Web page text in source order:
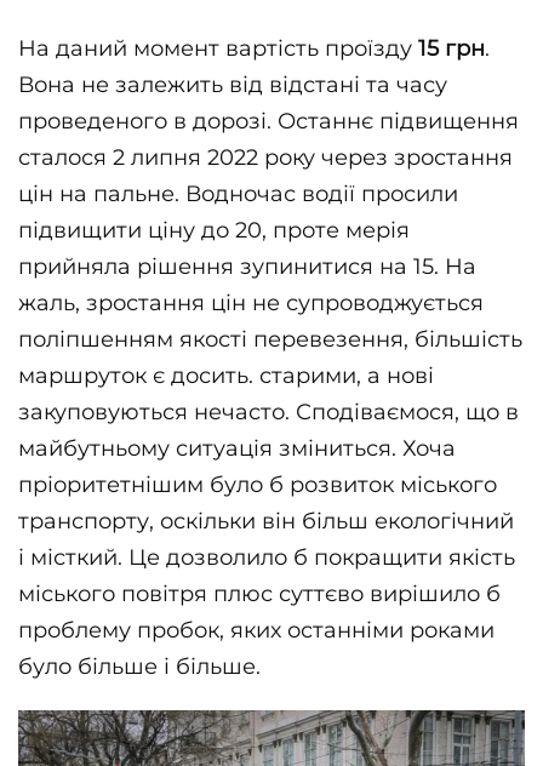
На даний момент вартість проїзду 15 грн.
Вона не залежить від відстані та часу
проведеного в дорозі. Останнє підвищення
сталося 2 липня 2022 року через зростання
цін на пальне. Водночас водії просили
підвищити ціну до 20, проте мерія
прийняла рішення зупинитися на 15. На
жаль, зростання цін не супроводжується
поліпшенням якості перевезення, більшість
маршруток є досить. старими, а нові
закуповуються нечасто. Сподіваємося, що в
майбутньому ситуація зміниться. Хоча
пріоритетнішим було б розвиток міського
транспорту, оскільки він більш екологічний
і місткий. Це дозволило б покращити якість
міського повітря плюс суттєво вирішило б
проблему пробок, яких останніми роками
було більше і більше.